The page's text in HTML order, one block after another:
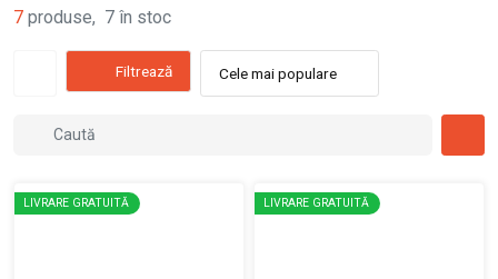
7 produse, 7 în stoc
Filtrează Cele mai populare
LIVRARE GRATUITĂ LIVRARE GRATUITĂ